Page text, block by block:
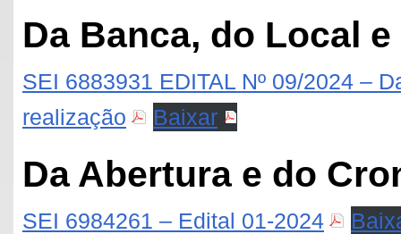
Da Banca, do Local
SEI 6883931 EDITAL Nº 09/2024 –
realização
Baixar
Da Abertura e do
SEI 6984261 – Edital 01-2024